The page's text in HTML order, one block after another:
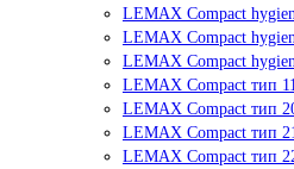
LEMAX Compact
LEMAX Compact
LEMAX Compact
LEMAX Compact тип 11
LEMAX Compact тип
LEMAX Compact тип 21
LEMAX Compact тип